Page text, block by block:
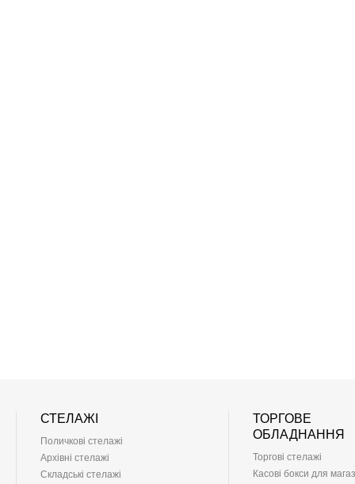
СТЕЛАЖІ
Поличкові стелажі
Архівні стелажі
Складські стелажі
ТОРГОВЕ
ОБЛАДНАННЯ
Торгові стелажі
Касові бокси для